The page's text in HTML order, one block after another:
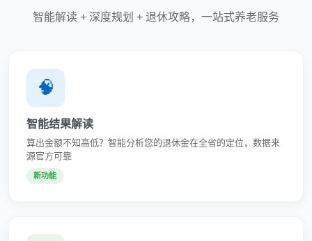
智能解读 + 深度规划 + 退休攻略，一站式养老服务
🧠
智能结果解读
算出金额不知高低？智能分析您的退休金在全省的定位，数据来
源官方可靠
新功能